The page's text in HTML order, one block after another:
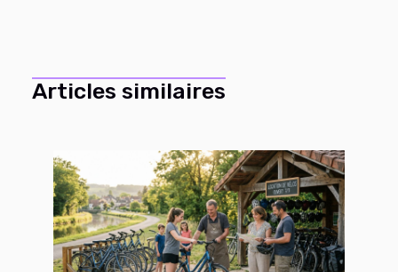
Articles similaires